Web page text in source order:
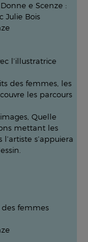
e Scenze :
Julie Bois
l’illustratrice
des femmes, les
les parcours
Quelle
mettant les
s’appuiera
des femmes